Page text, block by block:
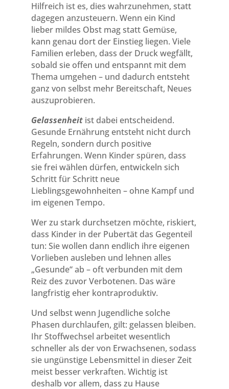
Hilfreich ist es, dies wahrzunehmen, statt
dagegen anzusteuern. Wenn ein Kind
lieber mildes Obst mag statt Gemüse,
kann genau dort der Einstieg liegen. Viele
Familien erleben, dass der Druck wegfällt,
sobald sie offen und entspannt mit dem
Thema umgehen – und dadurch entsteht
ganz von selbst mehr Bereitschaft, Neues
auszuprobieren.
Gelassenheitist dabei entscheidend.
Gesunde Ernährung entsteht nicht durch
Regeln, sondern durch positive
Erfahrungen. Wenn Kinder spüren, dass
sie frei wählen dürfen, entwickeln sich
Schritt für Schritt neue
Lieblingsgewohnheiten – ohne Kampf und
im eigenen Tempo.
Wer zu stark durchsetzen möchte, riskiert,
dass Kinder in der Pubertät das Gegenteil
tun: Sie wollen dann endlich ihre eigenen
Vorlieben ausleben und lehnen alles
„Gesunde“ ab – oft verbunden mit dem
Reiz des zuvor Verbotenen. Das wäre
langfristig eher kontraproduktiv.
Und selbst wenn Jugendliche solche
Phasen durchlaufen, gilt: gelassen bleiben.
Ihr Stoffwechsel arbeitet wesentlich
schneller als der von Erwachsenen, sodass
sie ungünstige Lebensmittel in dieser Zeit
meist besser verkraften. Wichtig ist
deshalb vor allem, dass zu Hause